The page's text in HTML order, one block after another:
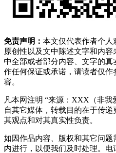
免责声明： 本文仅代表作者个人
原创性以及文中陈述文字和内
中全部或者部分内容、文字的
作任何保证或承诺，请读者仅
容。
凡本网注明 “来源：XXX（非我
自其它媒体，转载目的在于传
其观点和对其真实性负责。
如因作品内容、版权和其它问
内进行，以便我们及时处理。电